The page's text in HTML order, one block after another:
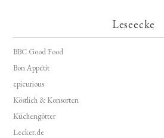
Leseecke
BBC Good Food
Bon Appétit
epicurious
Köstlich & Konsorten
Küchengötter
Lecker.de